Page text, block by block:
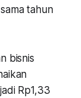
tahun
bisnis
Rp1,33